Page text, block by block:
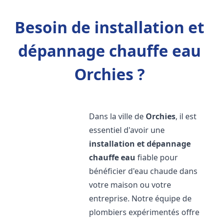
Besoin de installation et
dépannage chauffe eau
Orchies ?
Dans la ville de Orchies, il est
essentiel d'avoir une
installation et dépannage
chauffe eau fiable pour
bénéficier d'eau chaude dans
votre maison ou votre
entreprise. Notre équipe de
plombiers expérimentés offre